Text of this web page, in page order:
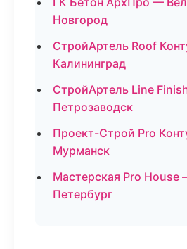
Новгород
СтройАртель Roof
Калининград
СтройАртель Line
Петрозаводск
Проект-Строй Pro
Мурманск
Мастерская Pro House
Петербург